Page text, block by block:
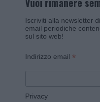
Iscriviti alla newsletter
email periodiche
sul sito web!
Indirizzo email *
Privacy